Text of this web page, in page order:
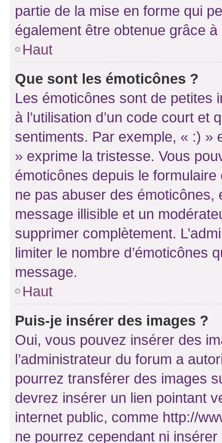
partie de la mise en forme qui
également être obtenue grâce à
Haut
Que sont les émoticônes ?
Les émoticônes sont de petites
à l’utilisation d’un code court et
sentiments. Par exemple, « :) »
» exprime la tristesse. Vous
émoticônes depuis le
ne pas abuser des
message illisible et un
supprimer complètement.
limiter le nombre d’émoticônes
message.
Haut
Puis-je insérer des images ?
Oui, vous pouvez insérer des
l’administrateur du forum a
pourrez transférer des images
devrez insérer un lien pointant
internet public, comme http://
ne pourrez cependant ni